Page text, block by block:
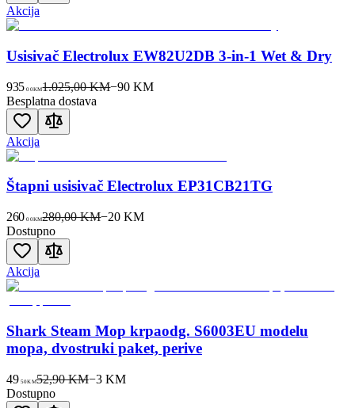
Akcija
Usisivač Electrolux EW82U2DB 3-in-1 Wet & Dry
935 00KM1.025,00 KM−90 KM
Besplatna dostava
Akcija
Štapni usisivač Electrolux EP31CB21TG
260 00KM280,00 KM−20 KM
Dostupno
Akcija
Shark Steam Mop krpaodg. S6003EU modelu
mopa, dvostruki paket, perive
49 50KM52,90 KM−3KM
Dostupno